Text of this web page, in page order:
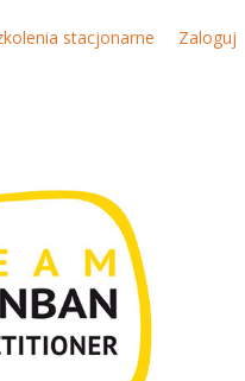
stacjonarne Zaloguj